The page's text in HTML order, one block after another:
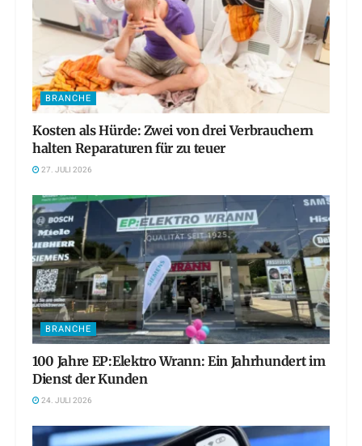
BRANCHE
Kosten als Hürde: Zwei von drei Verbrauchern
halten Reparaturen für zu teuer
27. JULI 2026
BRANCHE
100 Jahre EP:Elektro Wrann: Ein Jahrhundert im
Dienst der Kunden
24. JULI 2026